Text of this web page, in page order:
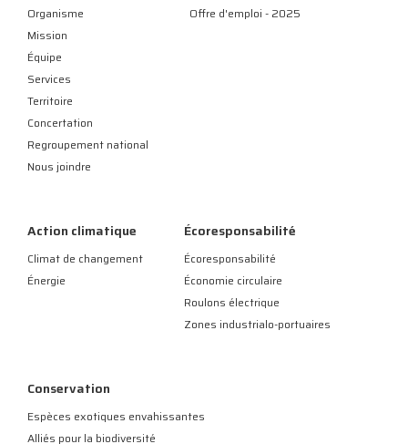
Organisme
Mission
Équipe
Services
Territoire
Concertation
Regroupement national
Nous joindre
Offre d'emploi - 2025
Action climatique
Climat de changement
Énergie
Écoresponsabilité
Écoresponsabilité
Économie circulaire
Roulons électrique
Zones industrialo-portuaires
Conservation
Espèces exotiques envahissantes
Alliés pour la biodiversité